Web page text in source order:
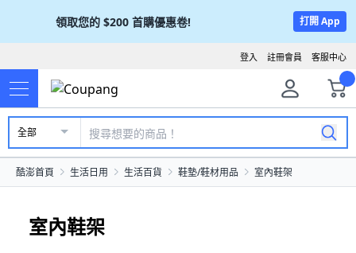
領取您的 $200 首購優惠卷! 打開 App
客服中心
註冊會員
登入
全部
酷澎首頁 生活日用 生活百貨 鞋墊/鞋材用品 室內鞋架
室內鞋架